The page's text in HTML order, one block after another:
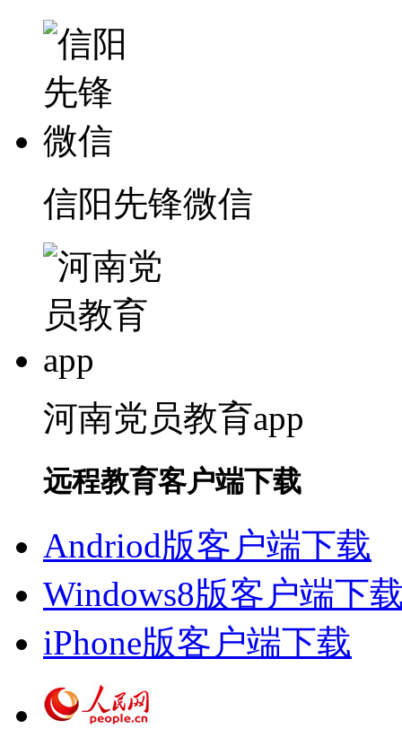
信阳先锋微信
河南党员教育app
远程教育客户端下载
Andriod版客户端下载
Windows8版客户端下
iPhone版客户端下载